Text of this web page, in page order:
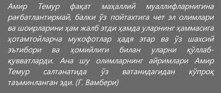
Амир Темур фақат маҳаллий муаллифларнигина
рағбатлантирмай, балки ўз пойтахтига чет эл олимлари
ва шоирларини ҳам жалб этди ҳамда уларнинг ҳаммасига
ҳотамтойларча мукофотлар ҳадя этар ва ўз шахсий
эътибори ва ҳомийлиги билан уларни қўллаб-
қувватларди. Ана шу олимларнинг айримлари Амир
Темур салтанатида ўз ватанидагидан кўпроқ
таъминланган эди. (Г. Вамбери)